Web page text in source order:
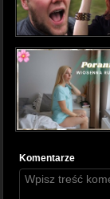
Komentarze